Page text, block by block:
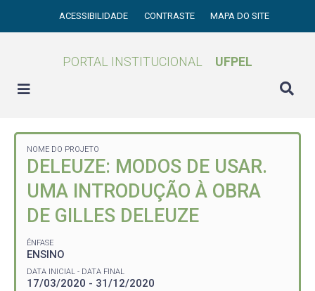
ACESSIBILIDADE CONTRASTE MAPA DO SITE
PORTAL INSTITUCIONAL UFPEL
NOME DO PROJETO
DELEUZE: MODOS DE USAR.
UMA INTRODUÇÃO À OBRA
DE GILLES DELEUZE
ÊNFASE
ENSINO
DATA INICIAL - DATA FINAL
17/03/2020 - 31/12/2020